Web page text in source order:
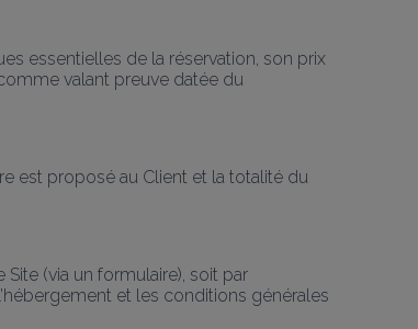
essentielles de la réservation, son prix
valant preuve datée du
est proposé au Client et la totalité du
(via un formulaire), soit par
et les conditions générales